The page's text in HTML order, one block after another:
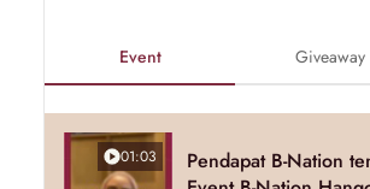
Event Giveaway
01:03
Pendapat B-Nation